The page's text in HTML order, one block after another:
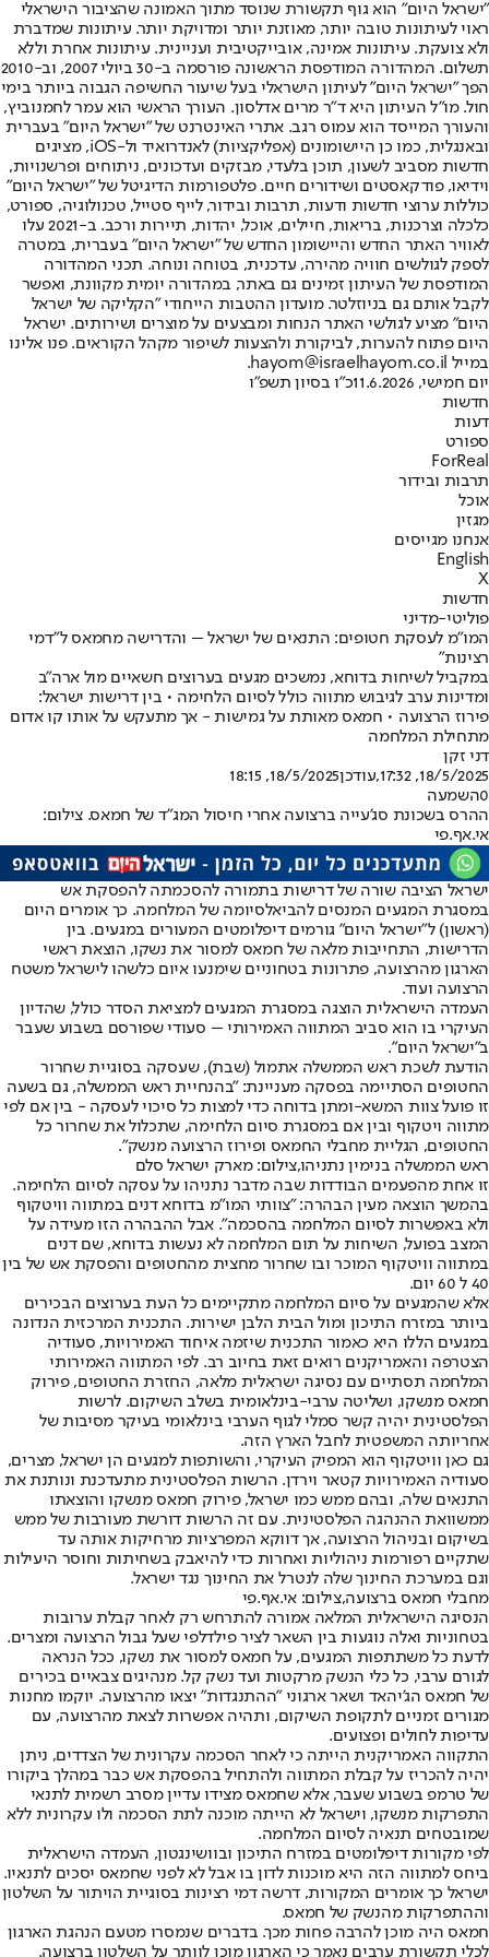
"ישראל היום" הוא גוף תקשורת שנוסד מתוך האמונה שהציבור הישראלי
ראוי לעיתונות טובה יותר, מאוזנת יותר ומדויקת יותר. עיתונות שמדברת
ולא צועקת. עיתונות אמינה, אובייקטיבית ועניינית. עיתונות אחרת וללא
תשלום. המהדורה המודפסת הראשונה פורסמה ב-30 ביולי 2007, וב-2010
הפך "ישראל היום" לעיתון הישראלי בעל שיעור החשיפה הגבוה ביותר בימי
חול. מו"ל העיתון היא ד"ר מרים אדלסון. העורך הראשי הוא עמר לחמנוביץ,
והעורך המייסד הוא עמוס רגב. אתרי האינטרנט של "ישראל היום" בעברית
ובאנגלית, כמו כן היישומונים (אפליקציות) לאנדרואיד ול-iOS, מציגים
חדשות מסביב לשעון, תוכן בלעדי, מבזקים ועדכונים, ניתוחים ופרשנויות,
וידיאו, פודקאסטים ושידורים חיים. פלטפורמות הדיגיטל של "ישראל היום"
כוללות ערוצי חדשות ודעות, תרבות ובידור, לייף סטייל, טכנולוגיה, ספורט,
כלכלה וצרכנות, בריאות, חיילים, אוכל, יהדות, תיירות ורכב. ב-2021 עלו
לאוויר האתר החדש והיישומון החדש של "ישראל היום" בעברית, במטרה
לספק לגולשים חוויה מהירה, עדכנית, בטוחה ונוחה. תכני המהדורה
המודפסת של העיתון זמינים גם באתר, במהדורה יומית מקוונת, ואפשר
לקבל אותם גם בניוזלטר. מועדון ההטבות הייחודי "הקליקה של ישראל
היום" מציע לגולשי האתר הנחות ומבצעים על מוצרים ושירותים. ישראל
היום פתוח להערות, לביקורת ולהצעות לשיפור מקהל הקוראים. פנו אלינו
במייל hayom@israelhayom.co.il.
יום חמישי, 11.6.2026
כ"ו בסיון תשפ"ו
חדשות
דעות
ספורט
ForReal
תרבות ובידור
אוכל
מגזין
אנחנו מגייסים
English
X
חדשות
פוליטי-מדיני
המו"מ לעסקת חטופים: התנאים של ישראל – והדרישה מחמאס ל"דמי
רצינות"
במקביל לשיחות בדוחא, נמשכים מגעים בערוצים חשאיים מול ארה"ב
ומדינות ערב לגיבוש מתווה כולל לסיום הלחימה • בין דרישות ישראל:
פירוז הרצועה • חמאס מאותת על גמישות - אך מתעקש על אותו קו אדום
מתחילת המלחמה
דני זקן
18/5/2025, 17:32
,עודכן18/5/2025, 18:15
0השמעה
ההרס בשכונת סג'עייה ברצועה אחרי חיסול המג"ד של חמאס. צילום:
אי.אף.פי
ישראל הציבה שורה של דרישות בתמורה להסכמתה להפסקת אש
במסגרת המגעים המנסים להביאלסיומה של המלחמה. כך אומרים היום
(ראשון) ל"ישראל היום" גורמים דיפלומטים המעורים במגעים. בין
הדרישות, התחייבות מלאה של חמאס למסור את נשקו, הוצאת ראשי
הארגון מהרצועה, פתרונות בטחוניים שימנעו איום כלשהו לישראל משטח
הרצועה ועוד.
העמדה הישראלית הוצגה במסגרת המגעים למציאת הסדר כולל, שהדיון
העיקרי בו הוא סביב המתווה האמירותי – סעודי שפורסם בשבוע שעבר
ב"ישראל היום".
הודעת לשכת ראש הממשלה אתמול (שבת), שעסקה בסוגיית שחרור
החטופים הסתיימה בפסקה מעניינת: "בהנחיית ראש הממשלה, גם בשעה
זו פועל צוות המשא-ומתן בדוחה כדי למצות כל סיכוי לעסקה - בין אם לפי
מתווה ויטקוף ובין אם במסגרת סיום הלחימה, שתכלול את שחרור כל
החטופים, הגליית מחבלי החמאס ופירוז הרצועה מנשק".
ראש הממשלה בנימין נתניהו,צילום: מארק ישראל סלם
זו אחת מהפעמים הבודדות שבה מדבר נתניהו על עסקה לסיום הלחימה.
בהמשך הוצאה מעין הבהרה: "צוותי המו״מ בדוחא דנים במתווה וויטקוף
ולא באפשרות לסיום המלחמה בהסכמה". אבל ההבהרה הזו מעידה על
המצב בפועל, השיחות על תום המלחמה לא נעשות בדוחא, שם דנים
במתווה וויטקוף המוכר ובו שחרור מחצית מהחטופים והפסקת אש של בין
40 ל 60 יום.
אלא שהמגעים על סיום המלחמה מתקיימים כל העת בערוצים הבכירים
ביותר במזרח התיכון ומול הבית הלבן ישירות. התכנית המרכזית הנדונה
במגעים הללו היא כאמור התכנית שיזמה איחוד האמירויות, סעודיה
הצטרפה והאמריקנים רואים זאת בחיוב רב. לפי המתווה האמירותי
המלחמה תסתיים עם נסיגה ישראלית מלאה, החזרת החטופים, פירוק
חמאס מנשקו, ושליטה ערבי-בינלאומית בשלב השיקום. לרשות
הפלסטינית יהיה קשר סמלי לגוף הערבי בינלאומי בעיקר מסיבות של
אחריותה המשפטית לחבל הארץ הזה.
גם כאן וויטקוף הוא המפיק העיקרי, והשותפות למגעים הן ישראל, מצרים,
סעודיה האמירויות קטאר וירדן. הרשות הפלסטינית מתעדכנת ונותנת את
התנאים שלה, ובהם ממש כמו ישראל, פירוק חמאס מנשקו והוצאתו
ממשוואת ההנהגה הפלסטינית. עם זה הרשות דורשת מעורבות של ממש
בשיקום ובניהול הרצועה, אך דווקא המפרציות מרחיקות אותה עד
שתקיים רפורמות ניהוליות ואחרות כדי להיאבק בשחיתות וחוסר היעילות
וגם במערכת החינוך שלה לנטרל את החינוך נגד ישראל.
מחבלי חמאס ברצועה,צילום: אי.אף.פי
הנסיגה הישראלית המלאה אמורה להתרחש רק לאחר קבלת ערובות
בטחוניות ואלה נוגעות בין השאר לציר פילדלפי שעל גבול הרצועה ומצרים.
לדעת כל משתתפות המגעים, על חמאס למסור את נשקו, ככל הנראה
לגורם ערבי, כל כלי הנשק מרקטות ועד נשק קל. מנהיגים צבאיים בכירים
של חמאס הג'יהאד ושאר ארגוני "ההתנגדות" יצאו מהרצועה. יוקמו מחנות
מגורים זמניים לתקופת השיקום, ותהיה אפשרות לצאת מהרצועה, עם
עדיפות לחולים ופצועים.
התקווה האמריקנית הייתה כי לאחר הסכמה עקרונית של הצדדים, ניתן
יהיה להכריז על קבלת המתווה ולהתחיל בהפסקת אש כבר במהלך ביקורו
של טרמפ בשבוע שעבר, אלא שחמאס מצידו עדיין מסרב רשמית לתנאי
התפרקות מנשקו, וישראל לא הייתה מוכנה לתת הסכמה ולו עקרונית ללא
שמובטחים תנאיה לסיום המלחמה.
לפי מקורות דיפלומטים במזרח התיכון ובוושינגטון, העמדה הישראלית
ביחס למתווה הזה היא מוכנות לדון בו אבל לא לפני שחמאס יסכים לתנאיו.
ישראל כך אומרים המקורות, דרשה דמי רצינות בסוגיית הויתור על השלטון
וההתפרקות מהנשק של חמאס.
חמאס היה מוכן להרבה פחות מכך. בדברים שנמסרו מטעם הנהגת הארגון
לכלי תקשורת ערבים נאמר כי הארגון מוכן לוותר על השלטון ברצועה.